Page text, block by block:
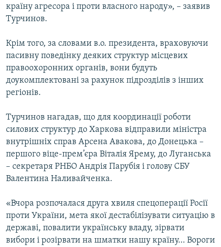
країну агресора і проти власного народу», – заявив
Турчинов.
Крім того, за словами в.о. президента, враховуючи
пасивну поведінку деяких структур місцевих
правоохоронних органів, вони будуть
доукомплектовані за рахунок підрозділів з інших
регіонів.
Турчинов нагадав, що для координації роботи
силових структур до Харкова відправили міністра
внутрішніх справ Арсена Авакова, до Донецька –
першого віце-прем’єра Віталія Ярему, до Луганська
– секретаря РНБО Андрія Парубія і голову СБУ
Валентина Наливайченка.
«Вчора розпочалася друга хвиля спецоперації Росії
проти України, мета якої дестабілізувати ситуацію в
державі, повалити українську владу, зірвати
вибори і розірвати на шматки нашу країну… Вороги